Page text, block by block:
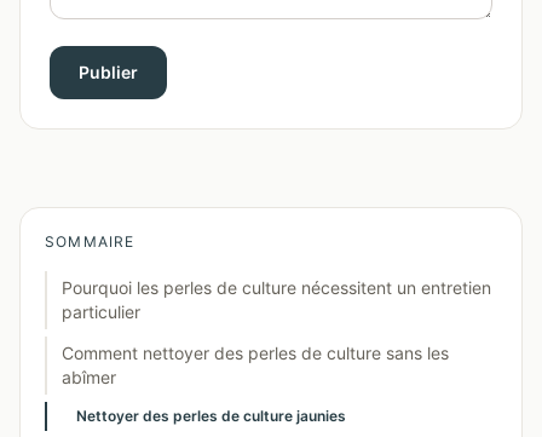
Publier
SOMMAIRE
Pourquoi les perles de culture nécessitent un entretien
particulier
Comment nettoyer des perles de culture sans les
abîmer
Nettoyer des perles de culture jaunies